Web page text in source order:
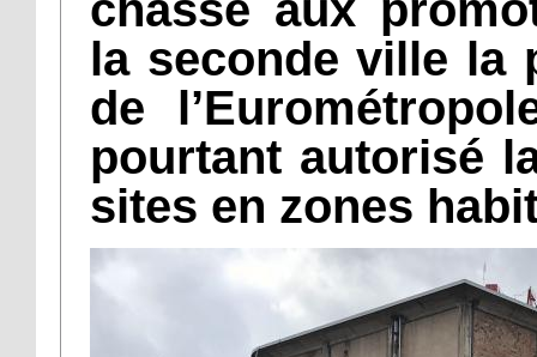
la seconde ville la
de
pourtant autorisé
sites en zones